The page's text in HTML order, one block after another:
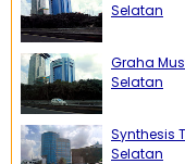
Selatan
Graha
Selatan
Synthesis
Selatan